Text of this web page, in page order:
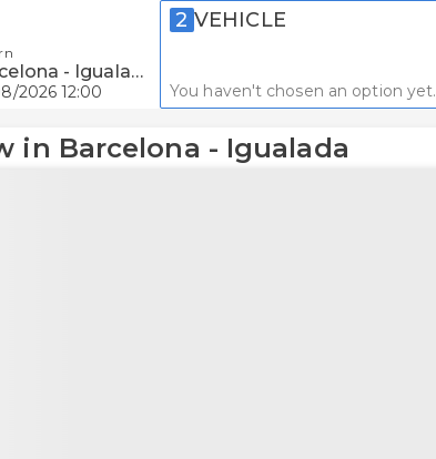
Barcelona - Igualada
2026 12:00
2 VEHICLE
You haven't chosen an option yet.
in Barcelona - Igualada